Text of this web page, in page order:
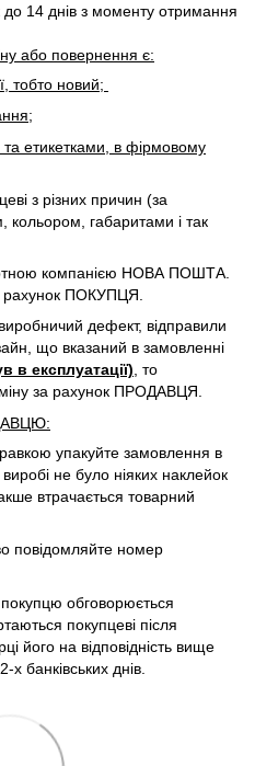
14 днів з моменту отримання
або повернення є:
тобто новий;
етикетками, в фірмовому
з різних причин (за
габаритами і так
компанією НОВА ПОШТА.
рахунок ПОКУПЦЯ.
дефект, відправили
що вказаний в замовленні
в експлуатації), то
за рахунок ПРОДАВЦЯ.
упакуйте замовлення в
не було ніяких наклейок
втрачається товарний
повідомляйте номер
обговорюється
покупцеві після
його на відповідність вище
х банківських днів.